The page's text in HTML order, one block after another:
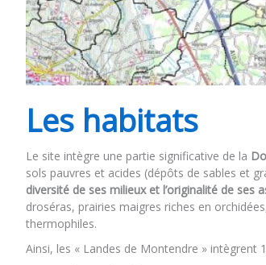
Les habitats
Le site intègre une partie significative de la
sols pauvres et acides (dépôts de sables et
diversité de ses milieux et l’originalité de ses
droséras, prairies maigres riches en
thermophiles.
Ainsi, les « Landes de Montendre »